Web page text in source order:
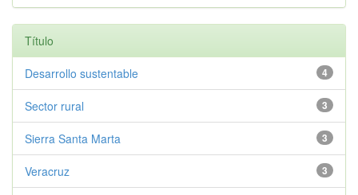
Título
4
Desarrollo sustentable
3
Sector rural
3
Sierra Santa Marta
3
Veracruz